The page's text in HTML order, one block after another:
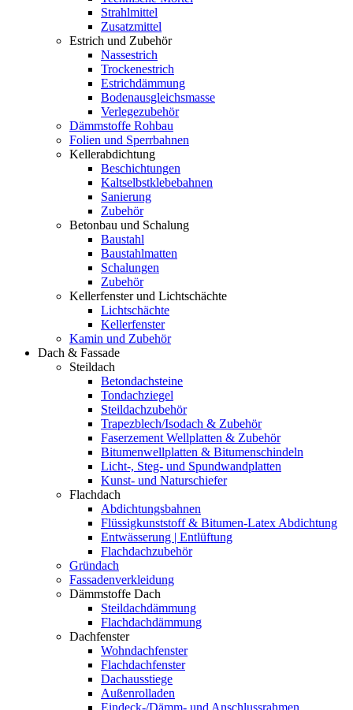
Strahlmittel
Zusatzmittel
Estrich und Zubehör
Nassestrich
Trockenestrich
Estrichdämmung
Bodenausgleichsmasse
Verlegezubehör
Dämmstoffe Rohbau
Folien und Sperrbahnen
Kellerabdichtung
Beschichtungen
Kaltselbstklebebahnen
Sanierung
Zubehör
Betonbau und Schalung
Baustahl
Baustahlmatten
Schalungen
Zubehör
Kellerfenster und Lichtschächte
Lichtschächte
Kellerfenster
Kamin und Zubehör
Dach & Fassade
Steildach
Betondachsteine
Tondachziegel
Steildachzubehör
Trapezblech/Isodach & Zubehör
Faserzement Wellplatten & Zubehör
Bitumenwellplatten & Bitumenschindeln
Licht-, Steg- und Spundwandplatten
Kunst- und Naturschiefer
Flachdach
Abdichtungsbahnen
Flüssigkunststoff & Bitumen-Latex Abdichtung
Entwässerung | Entlüftung
Flachdachzubehör
Gründach
Fassadenverkleidung
Dämmstoffe Dach
Steildachdämmung
Flachdachdämmung
Dachfenster
Wohndachfenster
Flachdachfenster
Dachausstiege
Außenrolladen